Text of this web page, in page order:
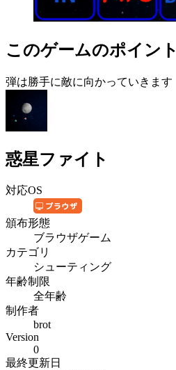
このゲームのポイント
弾は勝手に敵に向かっていきます
惑星ファイト
対応OS
頒布形態
ブラウザゲーム
カテゴリ
シューティング
年齢制限
全年齢
制作者
brot
Version
0
最終更新日